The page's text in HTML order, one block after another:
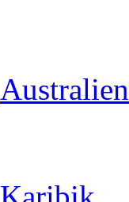
Australien